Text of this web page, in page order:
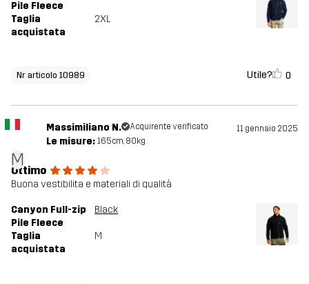
Pile Fleece
Taglia
acquistata
2XL
Nr articolo 10989 Utile? 0
M
Massimiliano N. Acquirente verificato 11 gennaio 2025
Le misure: 165cm, 80kg
Ottimo
Buona vestibilita e materiali di qualità
Canyon Full-zip
Pile Fleece
Black
Taglia
acquistata
M